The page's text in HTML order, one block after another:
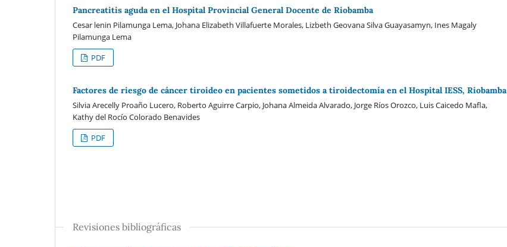
Pancreatitis aguda en el Hospital Provincial General Docente de Riobamba
Cesar lenin Pilamunga Lema, Johana Elizabeth Villafuerte Morales, Lizbeth Geovana Silva Guayasamyn, Ines Magaly
Pilamunga Lema
PDF
Factores de riesgo de cáncer tiroideo en pacientes sometidos a tiroidectomía en el Hospital IESS, Riobamba
Silvia Arecelly Proaño Lucero, Roberto Aguirre Carpio, Johana Almeida Alvarado, Jorge Ríos Orozco, Luis Caicedo Mafla,
Kathy del Rocío Colorado Benavides
PDF
Revisiones bibliográficas